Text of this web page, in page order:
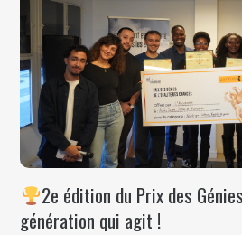
2e édition du Prix des
génération qui agit !